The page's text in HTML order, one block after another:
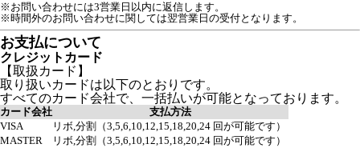
※お問い合わせには3営業日以内に返信します。
※時間外のお問い合わせに関しては翌営業日の受付となります。
お支払について
クレジットカード
【取扱カード】
取り扱いカードは以下のとおりです。
すべてのカード会社で、一括払いが可能となっております。
カード会社
支払方法
VISA
リボ,分割（3,5,6,10,12,15,18,20,24 回が可能です）
MASTER
リボ,分割（3,5,6,10,12,15,18,20,24 回が可能です）